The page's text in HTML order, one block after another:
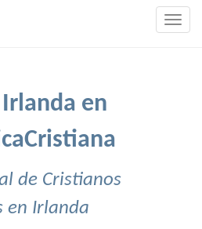
en
de Cristianos
en Irlanda